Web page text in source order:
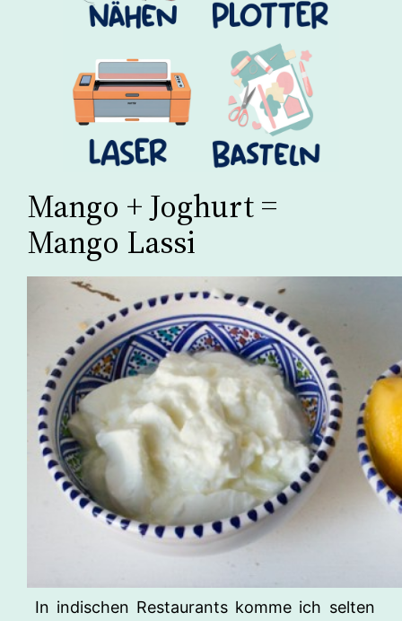
Mango + Joghurt =
Mango Lassi
In indischen Restaurants komme ich selten